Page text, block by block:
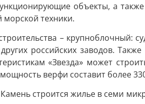
объекты, а
морской техники.
– крупноблочный:
российских заводов. Также
«Звезда» может
верфи составит более
строится жилье в семи